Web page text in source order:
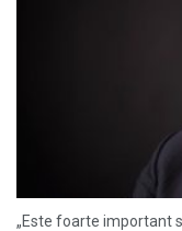
„Este foarte important